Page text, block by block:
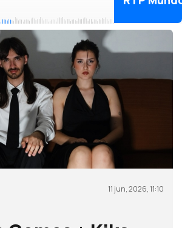
11 jun, 2026, 11:10